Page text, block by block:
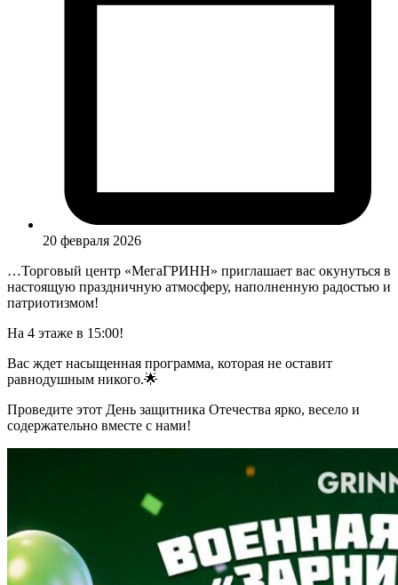
20 февраля 2026
…Торговый центр «МегаГРИНН» приглашает вас окунуться в
настоящую праздничную атмосферу, наполненную радостью и
патриотизмом!
На 4 этаже в 15:00!
Вас ждет насыщенная программа, которая не оставит
равнодушным никого.🌟
Проведите этот День защитника Отечества ярко, весело и
содержательно вместе с нами!